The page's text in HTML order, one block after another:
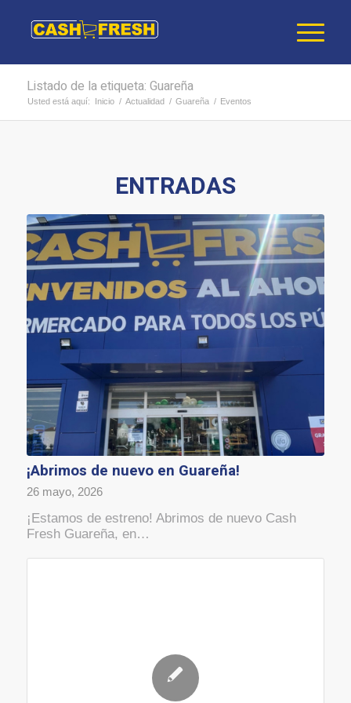
Listado de la etiqueta: Guareña
Usted está aquí: Inicio / Actualidad / Guareña / Eventos
ENTRADAS
¡Abrimos de nuevo en Guareña!
26 mayo, 2026
¡Estamos de estreno! Abrimos de nuevo Cash
Fresh Guareña, en…